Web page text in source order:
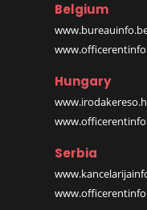
Belgium
Hungary
Serbia